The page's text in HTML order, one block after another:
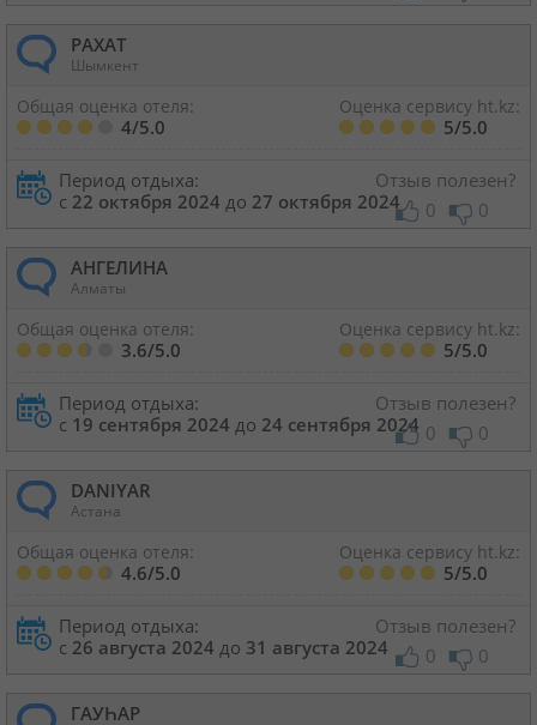
РАХАТ
Шымкент
Общая оценка отеля:
4/5.0
Оценка сервису ht.kz:
5/5.0
Период отдыха:
с 22 октября 2024 до 27 октября 2024
Отзыв полезен?
0
0
АНГЕЛИНА
Алматы
Общая оценка отеля:
3.6/5.0
Оценка сервису ht.kz:
5/5.0
Период отдыха:
с 19 сентября 2024 до 24 сентября 2024
Отзыв полезен?
0
0
DANIYAR
Астана
Общая оценка отеля:
4.6/5.0
Оценка сервису ht.kz:
5/5.0
Период отдыха:
с 26 августа 2024 до 31 августа 2024
Отзыв полезен?
0
0
ГАУҺАР